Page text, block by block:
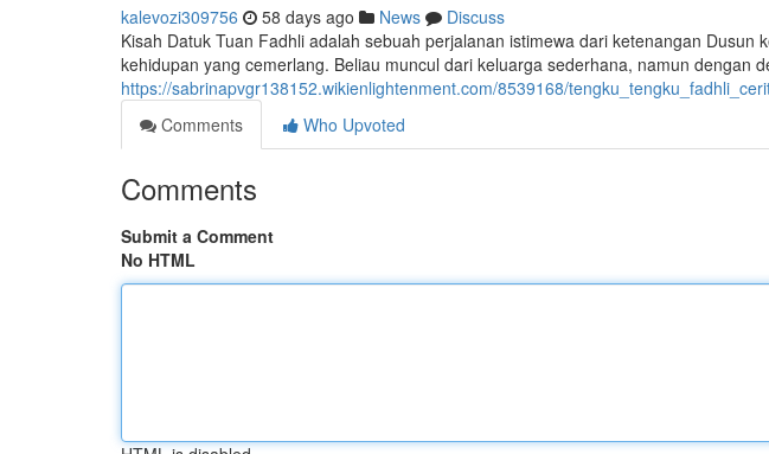
kalevozi309756 58 days ago News
Discuss
Kisah Datuk Tuan Fadhli adalah sebuah perjalanan istimewa dari ketenangan Dusun
kehidupan yang cemerlang. Beliau muncul dari keluarga sederhana, namun dengan
https://sabrinapvgr138152.wikienlightenment.com/8539168/
Comments
Who Upvoted
Comments
Submit a Comment
No HTML